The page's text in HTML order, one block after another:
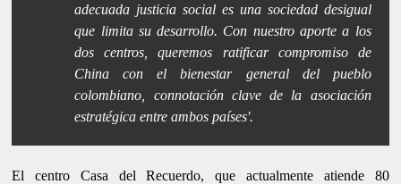
adecuada justicia social es una sociedad desigual
que limita su desarrollo. Con nuestro aporte a los
dos centros, queremos ratificar compromiso de
China con el bienestar general del pueblo
colombiano, connotación clave de la asociación
estratégica entre ambos países'.
El centro Casa del Recuerdo, que actualmente atiende 80